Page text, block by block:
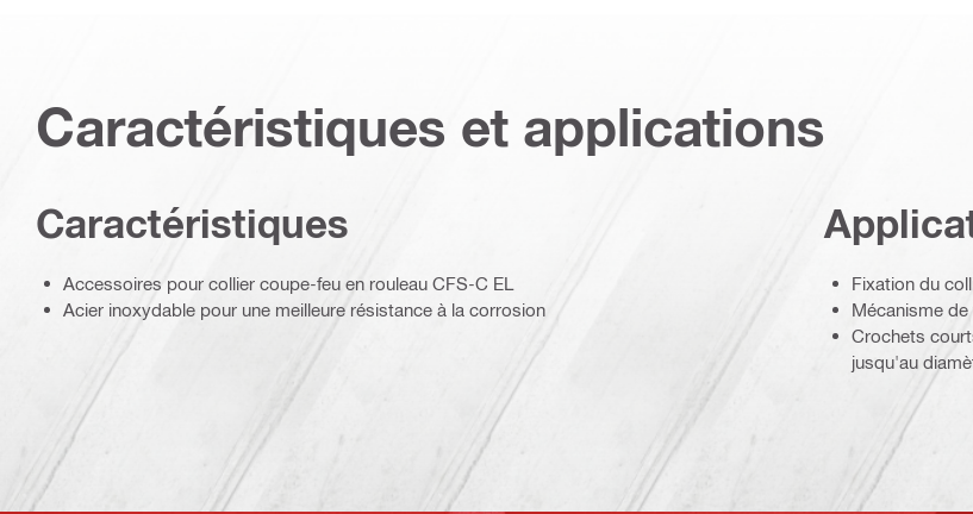
Caractéristiques et applications
Caractéristiques
Accessoires pour collier coupe-feu en rouleau CFS-C EL
Acier inoxydable pour une meilleure résistance à la corrosion
Fixation du
Mécanisme
Crochets
jusqu'au